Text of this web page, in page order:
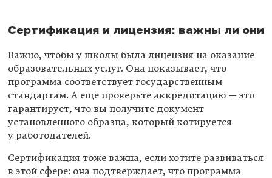
Сертификация и лицензия: важны ли они
Важно, чтобы у школы была лицензия на оказание
образовательных услуг. Она показывает, что
программа соответствует государственным
стандартам. А еще проверьте аккредитацию — это
гарантирует, что вы получите документ
установленного образца, который котируется
у работодателей.
Сертификация тоже важна, если хотите развиваться
в этой сфере: она подтверждает, что программа